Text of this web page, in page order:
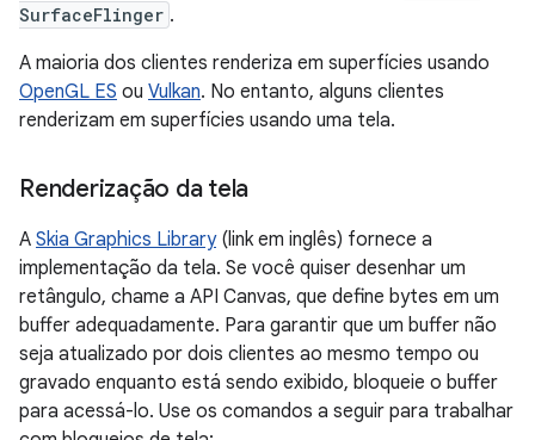
SurfaceFlinger .
A maioria dos clientes renderiza em superfícies usando
OpenGL ES ou Vulkan. No entanto, alguns clientes
renderizam em superfícies usando uma tela.
Renderização da tela
A Skia Graphics Library(link em inglês) fornece a
implementação da tela. Se você quiser desenhar um
retângulo, chame a API Canvas, que define bytes em um
buffer adequadamente. Para garantir que um buffer não
seja atualizado por dois clientes ao mesmo tempo ou
gravado enquanto está sendo exibido, bloqueie o buffer
para acessá-lo. Use os comandos a seguir para trabalhar